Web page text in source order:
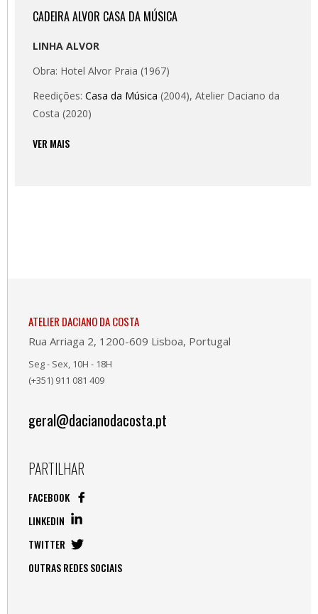
CADEIRA ALVOR CASA DA MÚSICA
LINHA ALVOR
Obra: Hotel Alvor Praia (1967)
Reedições: Casa da Música (2004), Atelier Daciano da
Costa (2020)
VER MAIS
ATELIER DACIANO DA COSTA
Rua Arriaga 2, 1200-609 Lisboa, Portugal
Seg - Sex, 10H - 18H
(+351) 911 081 409
geral@dacianodacosta.pt
PARTILHAR
FACEBOOK
LINKEDIN
TWITTER
OUTRAS REDES SOCIAIS